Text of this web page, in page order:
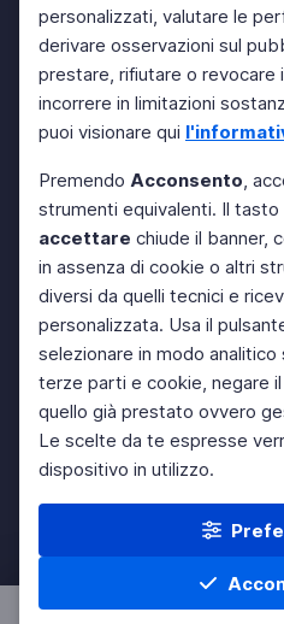
personalizzati, valutare le
derivare osservazioni sul
prestare, rifiutare o revocare
incorrere in limitazioni
puoi visionare qui
Premendo Acconsento,
strumenti equivalenti. Il tasto
accettare chiude il banner,
in assenza di cookie o altri
diversi da quelli tecnici e
personalizzata. Usa il
selezionare in modo
terze parti e cookie, negare
quello già prestato ovvero
Le scelte da te espresse
dispositivo in utilizzo.